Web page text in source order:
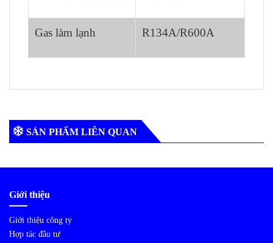
Gas làm lạnh R134A/R600A
SẢN PHẨM LIÊN QUAN
Giới thiệu
Giới thiệu công ty
Hợp tác đầu tư